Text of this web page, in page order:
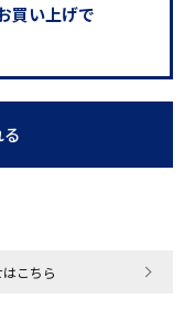
買い上げで
こちら